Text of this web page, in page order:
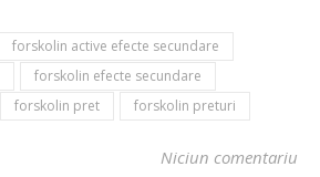
forskolin active efecte secundare
forskolin efecte secundare
forskolin pret forskolin preturi
Niciun comentariu